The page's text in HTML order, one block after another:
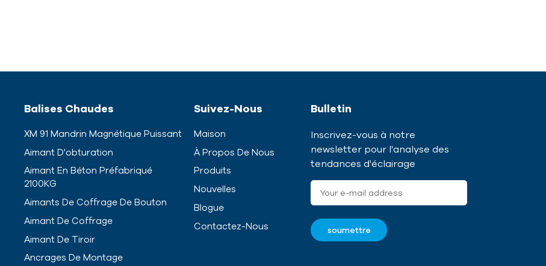
Balises Chaudes
XM 91 Mandrin Magnétique Puissant
Aimant D'obturation
Aimant En Béton Préfabriqué
2100KG
Aimants De Coffrage De Bouton
Aimant De Coffrage
Aimant De Tiroir
Ancrages De Montage
Suivez-Nous
Maison
À Propos De Nous
Produits
Nouvelles
Blogue
Contactez-Nous
Bulletin
Inscrivez-vous à notre
newsletter pour l'analyse des
tendances d'éclairage